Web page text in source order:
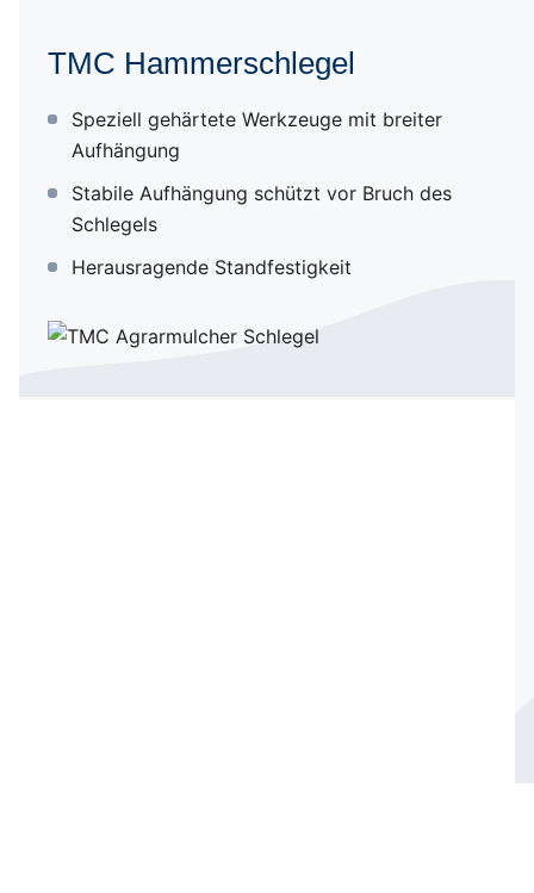
POWER DRIVE
SIDESTEP
TMC Hammerschlegel
Speziell gehärtete Werkzeuge mit breiter
Aufhängung
Stabile Aufhängung schützt vor Bruch des
Schlegels
Herausragende Standfestigkeit